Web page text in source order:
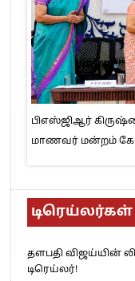
பிஎஸ்ஜிஆர்
மாணவர் மன்றம்
தளபதி விஜய்யின்
டிரெய்லர்!